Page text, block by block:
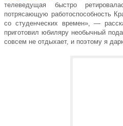
телеведущая быстро
потрясающую работоспособность
со студенческих времен», —
приготовил юбиляру необычный
совсем не отдыхает, и поэтому я